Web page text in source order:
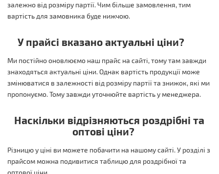
залежно від розміру партії. Чим більше замовлення, тим
вартість для замовника буде нижчою.
У прайсі вказано актуальні ціни?
Ми постійно оновлюємо наш прайс на сайті, тому там завжди
знаходяться актуальні ціни. Однак вартість продукції може
змінюватися в залежності від розміру партії та знижок, які ми
пропонуємо. Тому завжди уточнюйте вартість у менеджера.
Наскільки відрізняються роздрібні та
оптові ціни?
Різницю у ціні ви можете побачити на нашому сайті. У розділі з
прайсом можна подивитися таблицю для роздрібної та
оптової ціни.